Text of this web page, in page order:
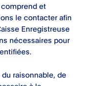
et
le contacter afin
Enregistreuse
nécessaires pour
raisonnable, de